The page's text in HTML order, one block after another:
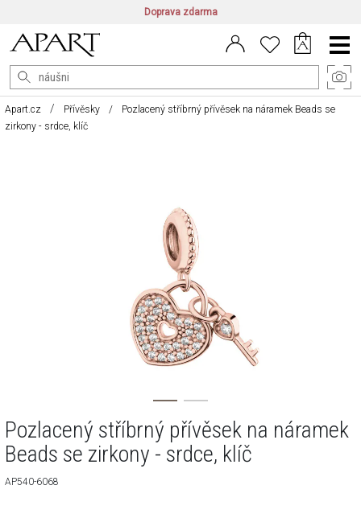
Doprava zdarma
CZ/CZK | EN/EUR PL/PLN
Main
Menu
Apart.cz Přívěsky
Pozlacený stříbrný přívěsek na náramek Beads se
zirkony - srdce, klíč
Pozlacený stříbrný přívěsek na náramek
Beads se zirkony - srdce, klíč
AP540-6068